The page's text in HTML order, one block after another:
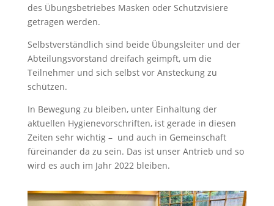
des Übungsbetriebes Masken oder Schutzvisiere
getragen werden.
Selbstverständlich sind beide Übungsleiter und der
Abteilungsvorstand dreifach geimpft, um die
Teilnehmer und sich selbst vor Ansteckung zu
schützen.
In Bewegung zu bleiben, unter Einhaltung der
aktuellen Hygienevorschriften, ist gerade in diesen
Zeiten sehr wichtig – und auch in Gemeinschaft
füreinander da zu sein. Das ist unser Antrieb und so
wird es auch im Jahr 2022 bleiben.